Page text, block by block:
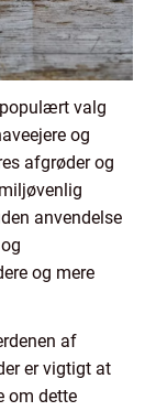
valg
og
afgrøder og
anvendelse
og mere
af
er vigtigt at
om dette